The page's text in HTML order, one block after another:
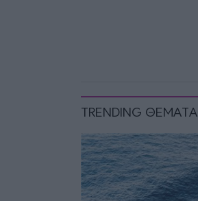
TRENDING ΘΕΜΑΤΑ